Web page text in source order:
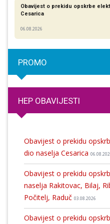
Obavijest o prekidu opskrbe
Cesarica
06.08.2026
PROMO
HEP OBAVIJESTI
Obavijest o prekidu
dio naselja Cesarica
Obavijest o prekidu
naselja Rakitovac, Bilaj,
Počitelj, Raduč 03.08.2026
Obavijest o prekidu